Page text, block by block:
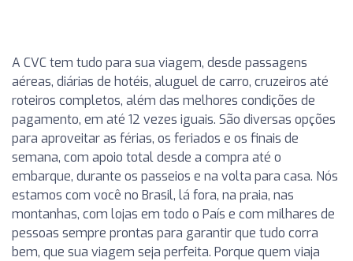
A CVC tem tudo para sua viagem, desde passagens
aéreas, diárias de hotéis, aluguel de carro, cruzeiros até
roteiros completos, além das melhores condições de
pagamento, em até 12 vezes iguais. São diversas opções
para aproveitar as férias, os feriados e os finais de
semana, com apoio total desde a compra até o
embarque, durante os passeios e na volta para casa. Nós
estamos com você no Brasil, lá fora, na praia, nas
montanhas, com lojas em todo o País e com milhares de
pessoas sempre prontas para garantir que tudo corra
bem, que sua viagem seja perfeita. Porque quem viaja